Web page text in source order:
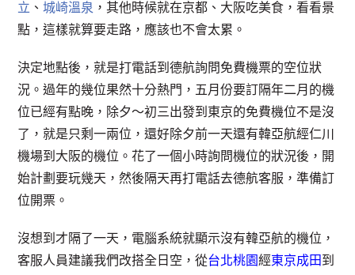
立 、城崎溫泉 ，其他時候就在京都、大阪吃美食，看看景
點，這樣就算要走路，應該也不會太累。
決定地點後，就是打電話到德航詢問免費機票的空位狀
況。過年的幾位果然十分熱門，五月份要訂隔年二月的機
位已經有點晚，除夕～初三出發到東京的免費機位不是沒
了，就是只剩一兩位，還好除夕前一天還有韓亞航經仁川
機場到大阪的機位。花了一個小時詢問機位的狀況後，開
始計劃要玩幾天，然後隔天再打電話去德航客服，準備訂
位開票。
沒想到才隔了一天，電腦系統就顯示沒有韓亞航的機位，
客服人員建議我們改搭全日空，從台北桃園經東京成田到